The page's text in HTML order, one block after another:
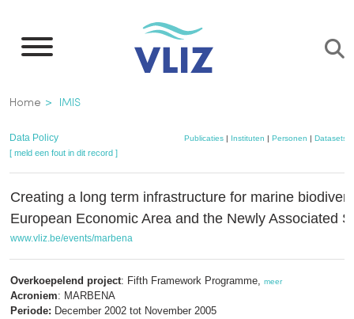
naar
inhoud
gaan
Kruimelpad
Home IMIS
Data Policy Publicaties | Instituten | Personen | Datasets
[ meld een fout in dit record ]
Creating a long term infrastructure for marine
European Economic Area and the Newly Associated
www.vliz.be/events/marbena
Overkoepelend project: Fifth Framework Programme, meer
Acroniem: MARBENA
Periode: December 2002 tot November 2005